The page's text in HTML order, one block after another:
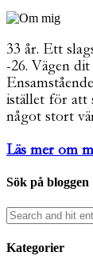
33 år. Ett
-26. Vägen
istället för att
något stort
Läs mer om
Sök på bloggen
Kategorier